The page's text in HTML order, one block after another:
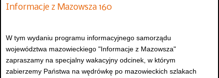
Informacje z Mazowsza 160
W tym wydaniu programu informacyjnego samorządu
województwa mazowieckiego "Informacje z Mazowsza"
zapraszamy na specjalny wakacyjny odcinek, w którym
zabierzemy Państwa na wędrówkę po mazowieckich szlakach